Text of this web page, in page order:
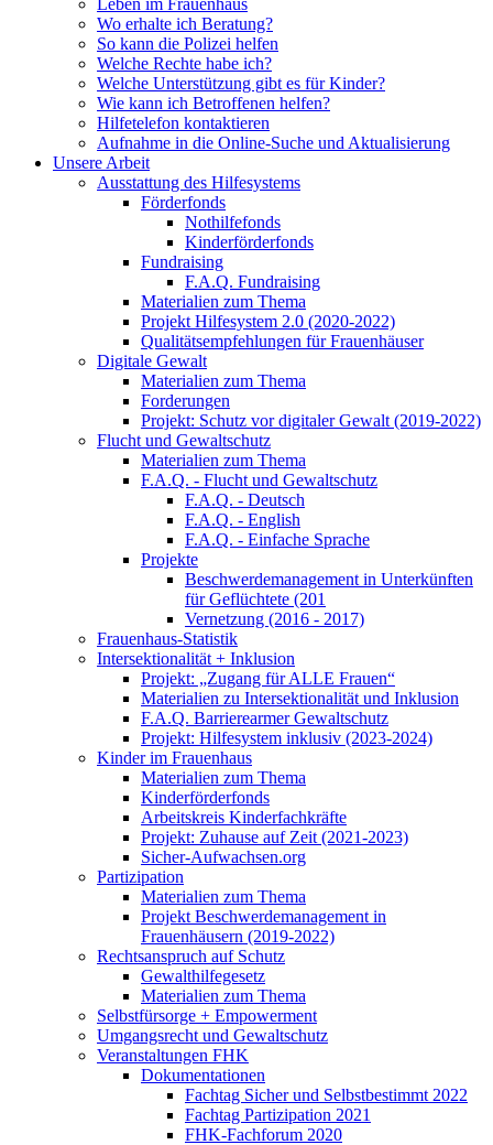
Leben im Frauenhaus
Wo erhalte ich Beratung?
So kann die Polizei helfen
Welche Rechte habe ich?
Welche Unterstützung gibt es für Kinder?
Wie kann ich Betroffenen helfen?
Hilfetelefon kontaktieren
Aufnahme in die Online-Suche und Aktualisierung
Unsere Arbeit
Ausstattung des Hilfesystems
Förderfonds
Nothilfefonds
Kinderförderfonds
Fundraising
F.A.Q. Fundraising
Materialien zum Thema
Projekt Hilfesystem 2.0 (2020-2022)
Qualitätsempfehlungen für Frauenhäuser
Digitale Gewalt
Materialien zum Thema
Forderungen
Projekt: Schutz vor digitaler Gewalt (2019-2022)
Flucht und Gewaltschutz
Materialien zum Thema
F.A.Q. - Flucht und Gewaltschutz
F.A.Q. - Deutsch
F.A.Q. - English
F.A.Q. - Einfache Sprache
Projekte
Beschwerdemanagement in Unterkünften
für Geflüchtete (201
Vernetzung (2016 - 2017)
Frauenhaus-Statistik
Intersektionalität + Inklusion
Projekt: „Zugang für ALLE Frauen“
Materialien zu Intersektionalität und Inklusion
F.A.Q. Barrierearmer Gewaltschutz
Projekt: Hilfesystem inklusiv (2023-2024)
Kinder im Frauenhaus
Materialien zum Thema
Kinderförderfonds
Arbeitskreis Kinderfachkräfte
Projekt: Zuhause auf Zeit (2021-2023)
Sicher-Aufwachsen.org
Partizipation
Materialien zum Thema
Projekt Beschwerdemanagement in
Frauenhäusern (2019-2022)
Rechtsanspruch auf Schutz
Gewalthilfegesetz
Materialien zum Thema
Selbstfürsorge + Empowerment
Umgangsrecht und Gewaltschutz
Veranstaltungen FHK
Dokumentationen
Fachtag Sicher und Selbstbestimmt 2022
Fachtag Partizipation 2021
FHK-Fachforum 2020